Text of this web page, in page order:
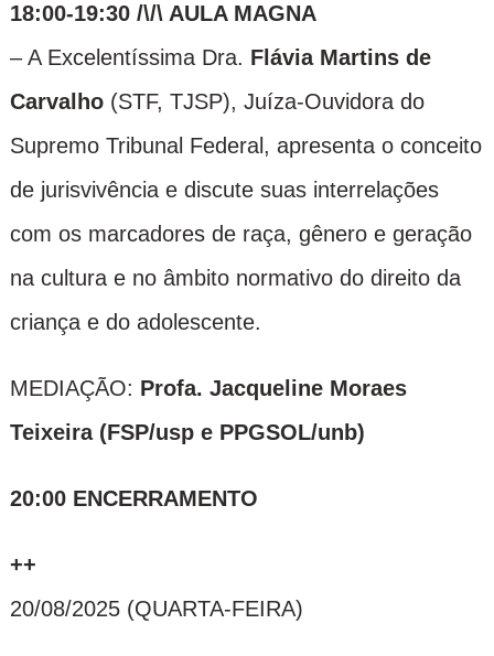
18:00-19:30 /\/\ AULA MAGNA
– A Excelentíssima Dra. Flávia Martins de
Carvalho(STF, TJSP), Juíza-Ouvidora do
Supremo Tribunal Federal, apresenta o conceito
de jurisvivência e discute suas interrelações
com os marcadores de raça, gênero e geração
na cultura e no âmbito normativo do direito da
criança e do adolescente.
MEDIAÇÃO: Profa. Jacqueline Moraes
Teixeira (FSP/usp e PPGSOL/unb)
20:00 ENCERRAMENTO
++
20/08/2025 (QUARTA-FEIRA)